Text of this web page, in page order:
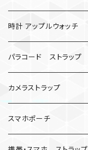
バックル無し
シャックル
数珠
コンパス
ベルトループ
クボタン
キーケース
楽天ミニ ケース
iPhone
時計 アップルウォッチ
カナビラウォッチ
腕時計
アップルウォッチ
バックル
パラコード ストラップ
サバイバルツール
カメラストラップ
スマホポーチ